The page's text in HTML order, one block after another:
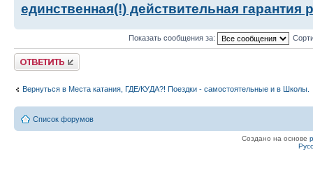
единственная(!) действительная гарантия
Показать сообщения за:
Ответить
Вернуться в Места катания, ГДЕ/КУДА?! Поездки - самостоятельные и в Школы.
Список форумов
Создано на основе